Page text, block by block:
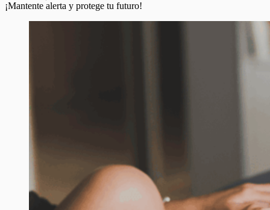
¡Mantente alerta y protege tu futuro!